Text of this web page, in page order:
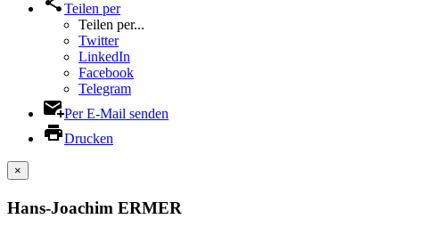
Teilen per
Teilen per...
Twitter
LinkedIn
Facebook
Telegram
Per E-Mail senden
Drucken
×
Hans-Joachim ERMER